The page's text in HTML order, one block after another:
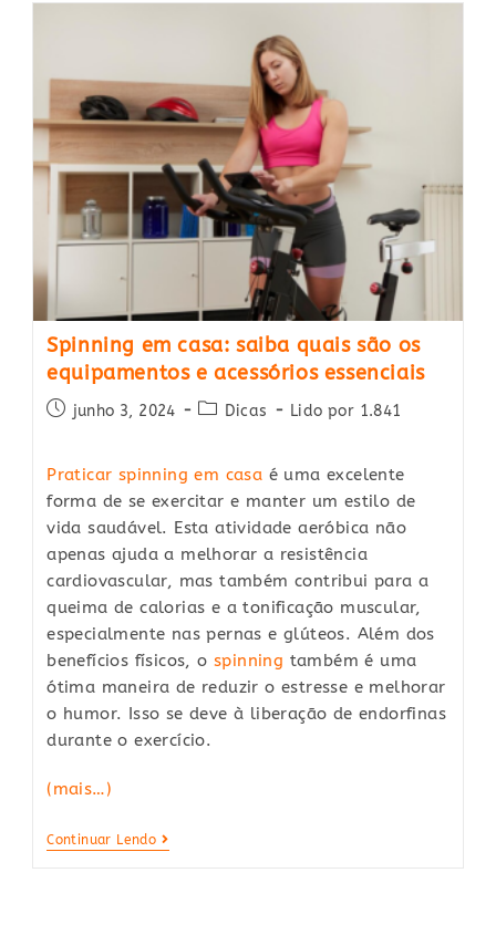
Para
Melhorar
O
Cardio
Spinning em casa: saiba quais são os
equipamentos e acessórios essenciais
Postjunho 3, 2024
PostDicas Lido por 1.841
Praticar spinning em casa é uma excelente
forma de se exercitar e manter um estilo de
vida saudável. Esta atividade aeróbica não
apenas ajuda a melhorar a resistência
cardiovascular, mas também contribui para a
queima de calorias e a tonificação muscular,
especialmente nas pernas e glúteos. Além dos
benefícios físicos, o spinning também é uma
ótima maneira de reduzir o estresse e melhorar
o humor. Isso se deve à liberação de endorfinas
durante o exercício.
(mais…)
Continuar LendoSpinning
Em